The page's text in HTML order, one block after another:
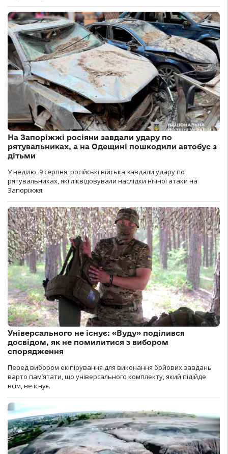
На Запоріжжі росіяни завдали удару по
рятувальниках, а на Одещині пошкодили автобус з
дітьми
У неділю, 9 серпня, російські війська завдали удару по
рятувальниках, які ліквідовували наслідки нічної атаки на
Запоріжжя.
Універсального не існує: «Вуду» поділився
досвідом, як не помилитися з вибором
спорядження
Перед вибором екіпірування для виконання бойових завдань
варто пам’ятати, що універсального комплекту, який підійде
всім, не існує.